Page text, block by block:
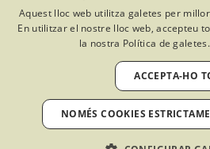
© Col·legi Oficial Infermeres i Infermers de
Criteris de privacitat
Política de cookies
Política de protecció de dades
Política
Desenvolupat amb
Aquest lloc web utilitza galetes per
En utilitzar el nostre lloc web, accepteu
la nostra Política de galetes.
ACCEPTA-HO
NOMÉS COOKIES